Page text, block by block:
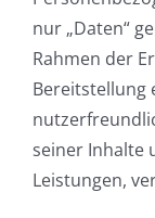
nur „Daten“
Rahmen der
Bereitstellung
seiner Inhalte
Leistungen,